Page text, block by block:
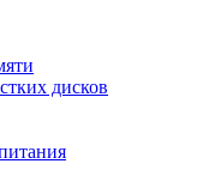
дисков